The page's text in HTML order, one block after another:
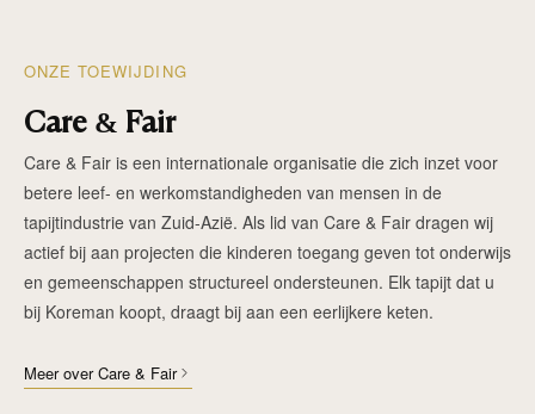
ONZE TOEWIJDING
Care & Fair
Care & Fair is een internationale organisatie die zich inzet voor
betere leef- en werkomstandigheden van mensen in de
tapijtindustrie van Zuid-Azië. Als lid van Care & Fair dragen wij
actief bij aan projecten die kinderen toegang geven tot onderwijs
en gemeenschappen structureel ondersteunen. Elk tapijt dat u
bij Koreman koopt, draagt bij aan een eerlijkere keten.
Meer over Care & Fair